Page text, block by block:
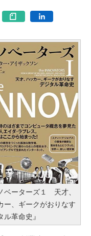
ベーターズ１ 天才、
ー、ギークがおりなす
ル革命史』